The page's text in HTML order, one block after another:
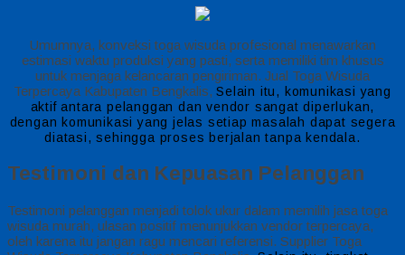
Umumnya, konveksi toga wisuda profesional menawarkan
estimasi waktu produksi yang pasti, serta memiliki tim khusus
untuk menjaga kelancaran pengiriman. Jual Toga Wisuda
Terpercaya Kabupaten Bengkalis,Selain itu, komunikasi yang
aktif antara pelanggan dan vendor sangat diperlukan,
dengan komunikasi yang jelas setiap masalah dapat segera
diatasi, sehingga proses berjalan tanpa kendala.
Testimoni dan Kepuasan Pelanggan
Testimoni pelanggan menjadi tolok ukur dalam memilih jasa toga
wisuda murah, ulasan positif menunjukkan vendor terpercaya,
oleh karena itu jangan ragu mencari referensi. Supplier Toga